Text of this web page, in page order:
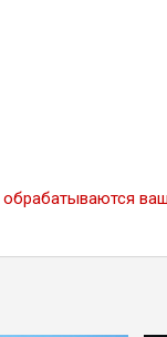
обрабатываются